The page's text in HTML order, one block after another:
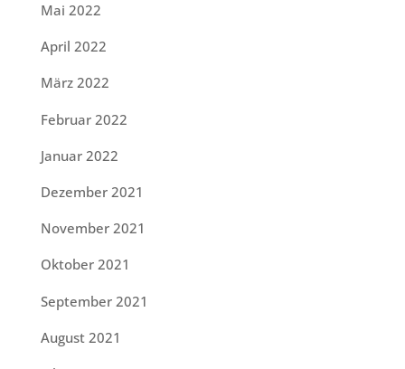
Mai 2022
April 2022
März 2022
Februar 2022
Januar 2022
Dezember 2021
November 2021
Oktober 2021
September 2021
August 2021